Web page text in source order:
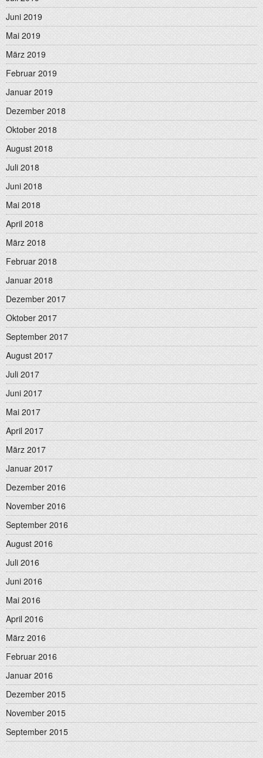
Juni 2019
Mai 2019
März 2019
Februar 2019
Januar 2019
Dezember 2018
Oktober 2018
August 2018
Juli 2018
Juni 2018
Mai 2018
April 2018
März 2018
Februar 2018
Januar 2018
Dezember 2017
Oktober 2017
September 2017
August 2017
Juli 2017
Juni 2017
Mai 2017
April 2017
März 2017
Januar 2017
Dezember 2016
November 2016
September 2016
August 2016
Juli 2016
Juni 2016
Mai 2016
April 2016
März 2016
Februar 2016
Januar 2016
Dezember 2015
November 2015
September 2015